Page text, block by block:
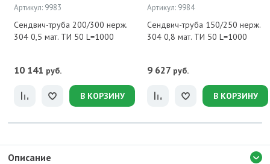
Артикул: 9983
Сендвич-труба 200/300 нерж.
304 0,5 мат. ТИ 50 L=1000
10 141 руб.
В КОРЗИНУ
Артикул: 9984
Сендвич-труба 150/250 нерж.
304 0,8 мат. ТИ 50 L=1000
9 627 руб.
В КОРЗИНУ
Описание